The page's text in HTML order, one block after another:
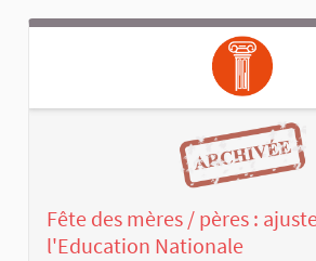
Fête des mères / pères :
l'Education Nationale